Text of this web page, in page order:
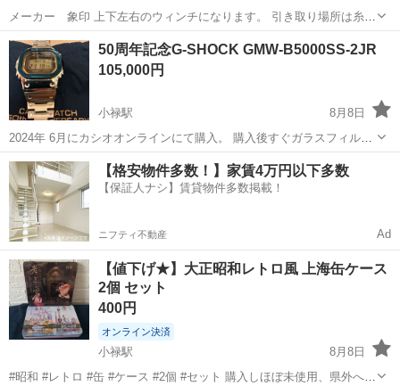
メーカー 象印 上下左右のウィンチになります。 引き取り場所は糸満
市になります。 引き取りの早いかたを優先します。 引き渡しごのクレ
ームや返品、返金など一切引き受けません。 他でも出品してますので
購入者がいても取消...
沖縄 糸満市 小禄駅
50周年記念G-SHOCK GMW-B5000SS-2JR
105,000円
小禄駅
8月8日
2024年 6月にカシオオンラインにて購入。 購入後すぐガラスフィルム
貼っていてます。 ベルト長さ調整後のコマ全てあります。 付属品は
箱、袋、説明書です。 使用頻度は月に1回程です。 大事に使用してい
て比較的綺麗だとは思い...
沖縄 豊見城市 小禄駅 その他
【格安物件多数！】家賃4万円以下多数
【保証人ナシ】賃貸物件多数掲載！
ニフティ不動産 Ad
【値下げ★】大正昭和レトロ風 上海缶ケース
2個 セット
400円
オンライン決済
小禄駅
8月8日
#昭和 #レトロ #缶 #ケース #2個 #セット 購入しほぼ未使用、県外へ引